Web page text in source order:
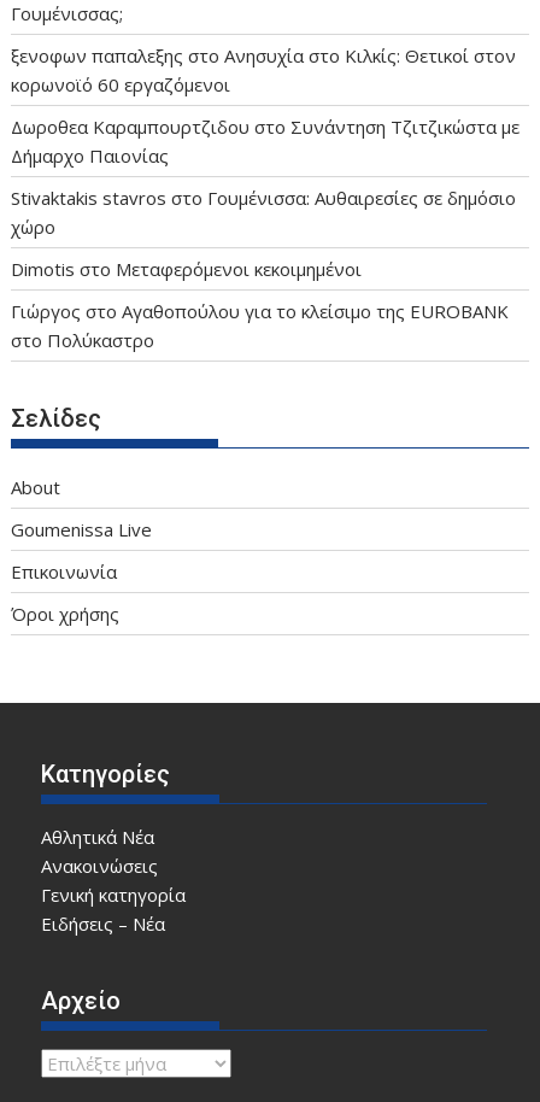
Γουμένισσας;
ξενοφων παπαλεξης στοΑνησυχία στο Κιλκίς: Θετικοί στον
κορωνοϊό 60 εργαζόμενοι
Δωροθεα Καραμπουρτζιδου στο Συνάντηση Τζιτζικώστα με
Δήμαρχο Παιονίας
Stivaktakis stavros στο Γουμένισσα: Αυθαιρεσίες σε δημόσιο
χώρο
Dimotis στο Μεταφερόμενοι κεκοιμημένοι
Γιώργος στοΑγαθοπούλου για το κλείσιμο της EUROBANK
στο Πολύκαστρο
Σελίδες
About
Goumenissa Live
Επικοινωνία
Όροι χρήσης
Κατηγορίες
Αθλητικά Νέα
Ανακοινώσεις
Γενική κατηγορία
Ειδήσεις – Νέα
Αρχείο
Αρχείο